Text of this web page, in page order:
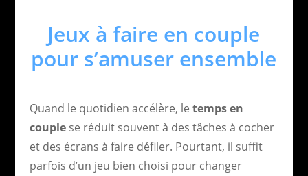
Jeux à faire en couple
pour s’amuser ensemble
Quand le quotidien accélère, le temps en
couplese réduit souvent à des tâches à cocher
et des écrans à faire défiler. Pourtant, il suffit
parfois d’un jeu bien choisi pour changer